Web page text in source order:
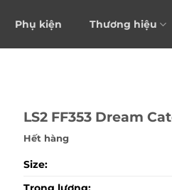
Phụ kiện Thương hiệu
LS2 FF353 Dream
Hết hàng
Size: